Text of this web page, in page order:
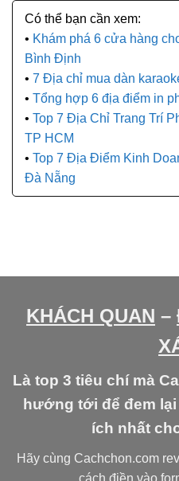
Khám phá 6 cửa hàng
Bình Định
7 Địa chỉ mua dàn
Tổng hợp 6 địa điểm in
Top 7 Địa Chỉ Trang Trí
TP HCM
Top 7 Địa Điểm Kinh
Đà Nẵng
KHÁCH QUAN –
Là top 3 tiêu chí mà
hướng tới để đem
ích nhất
Hãy cùng Cachchon.com
cách điền vào